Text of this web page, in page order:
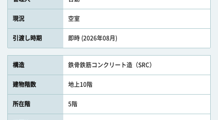
現況 空室
引渡し時期 即時 (2026年08月)
構造 鉄骨鉄筋コンクリート造（SRC）
建物階数 地上10階
所在階 5階